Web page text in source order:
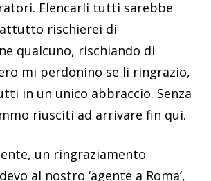
Elencarli tutti sarebbe
rischierei di
qualcuno, rischiando di
mi perdonino se li ringrazio,
in un unico abbraccio. Senza
riusciti ad arrivare fin qui.
un ringraziamento
al nostro ‘agente a Roma’,